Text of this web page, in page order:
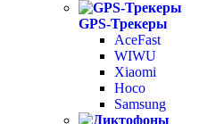
GPS-Трекеры
AceFast
WIWU
Xiaomi
Hoco
Samsung